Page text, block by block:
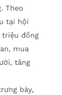
Theo
tại hội
triệu đồng
mua
tăng
bày,